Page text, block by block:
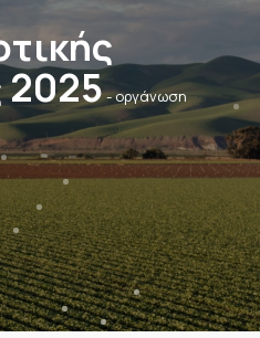
2025- οργάνωση